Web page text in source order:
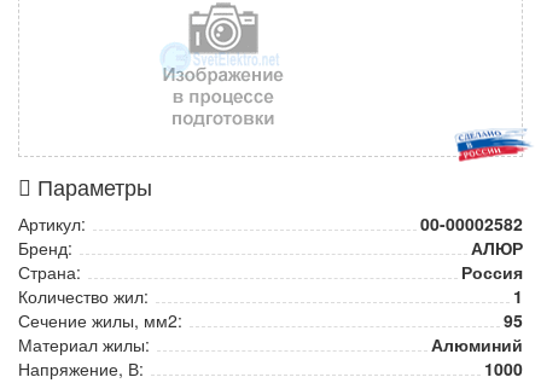
Параметры
Артикул:
00-00002582
Бренд:
АЛЮР
Страна:
Россия
Количество жил:
1
Сечение жилы, мм2:
95
Материал жилы:
Алюминий
Напряжение, В:
1000